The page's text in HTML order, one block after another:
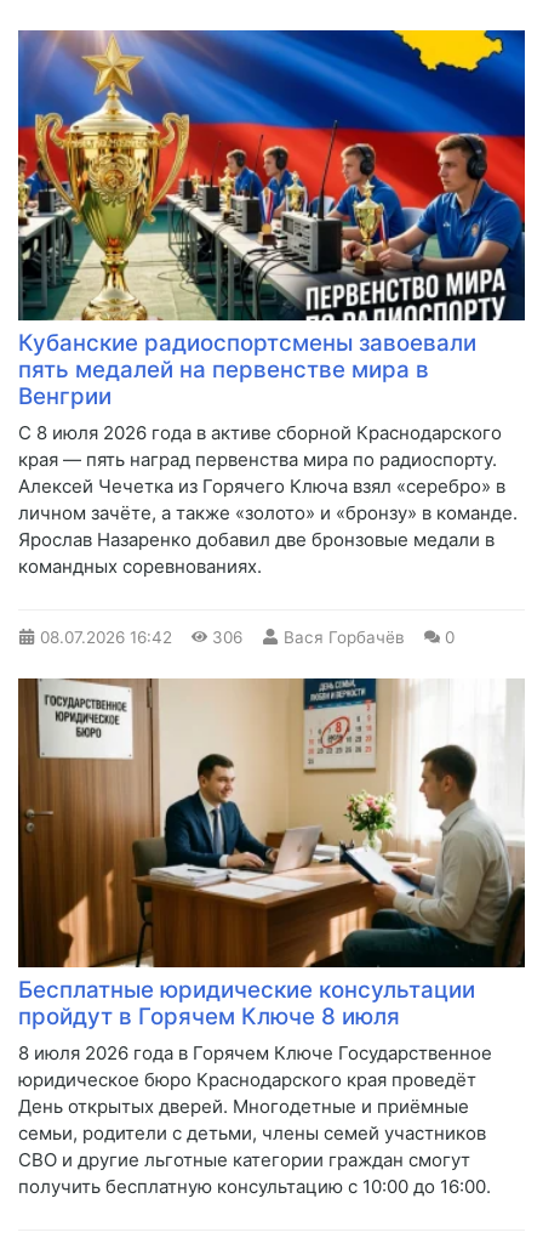
Кубанские радиоспортсмены завоевали
пять медалей на первенстве мира в
Венгрии
С 8 июля 2026 года в активе сборной Краснодарского
края — пять наград первенства мира по радиоспорту.
Алексей Чечетка из Горячего Ключа взял «серебро» в
личном зачёте, а также «золото» и «бронзу» в команде.
Ярослав Назаренко добавил две бронзовые медали в
командных соревнованиях.
08.07.2026 16:42 306 Вася Горбачёв 0
Бесплатные юридические консультации
пройдут в Горячем Ключе 8 июля
8 июля 2026 года в Горячем Ключе Государственное
юридическое бюро Краснодарского края проведёт
День открытых дверей. Многодетные и приёмные
семьи, родители с детьми, члены семей участников
СВО и другие льготные категории граждан смогут
получить бесплатную консультацию с 10:00 до 16:00.